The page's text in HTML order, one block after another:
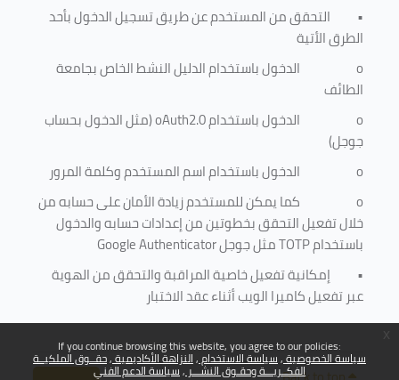
If you continue browsing this website, you agree to our policies:
سياسة الخصوصية سياسة الاستخدام النزاهة الأكاديمية حقــوق الملكيــة
الفكــريـــة وحقـوق النشـــر سياسة الدعم الفني
• التحقق من المستخدم عن طريق تسجيل الدخول بأحد
الطرق الأتية
o
الدخول باستخدام الدليل النشط الخاص بجامعة
الطائف
o
الدخول باستخدامoAuth2.0(مثل الدخول بحساب
جوجل)
o
الدخول باستخدام اسم المستخدم وكلمة المرور
o
كما يمكن للمستخدم زيادة الأمان على حسابه من
خلال تفعيل التحقق بخطوتين من إعدادات حسابه والدخول
باستخدامTOTPمثل جوجلGoogle Authenticator
• إمكانية تفعيل خاصية المراقبة والتحقق من الهوية
عبر تفعيل كاميرا الويب أثناء عقد الاختبار